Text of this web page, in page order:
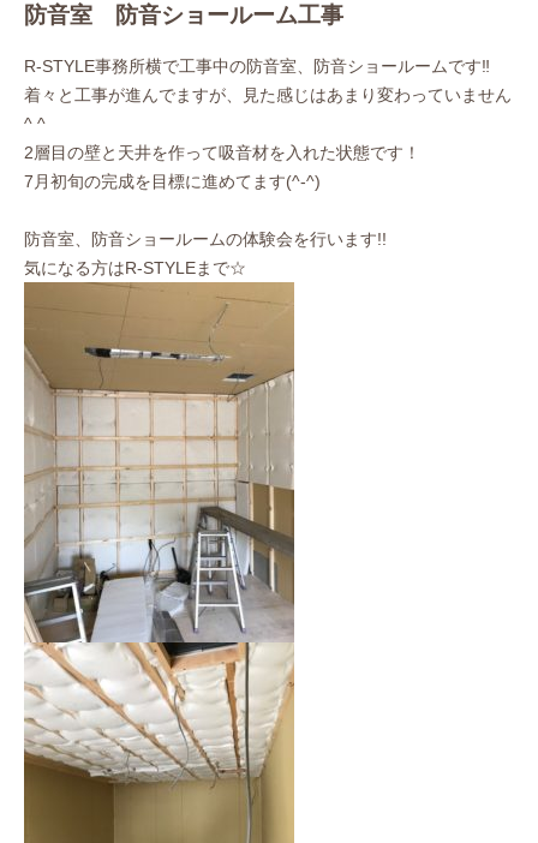
防音室 防音ショールーム工事
R-STYLE事務所横で工事中の防音室、防音ショールームです‼︎
着々と工事が進んでますが、見た感じはあまり変わっていません
^ ^
2層目の壁と天井を作って吸音材を入れた状態です！
7月初旬の完成を目標に進めてます(^-^)
防音室、防音ショールームの体験会を行います!!
気になる方はR-STYLEまで☆